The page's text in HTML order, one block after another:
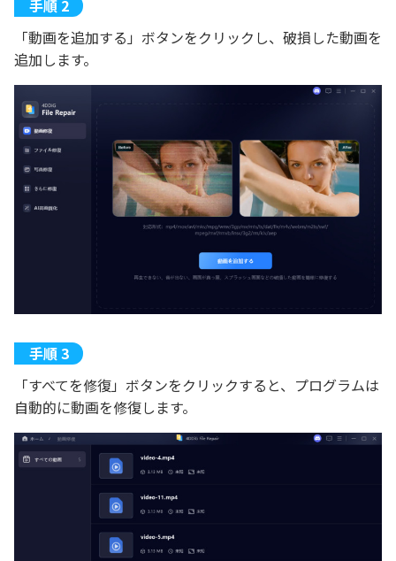
「動画を追加する」ボタンをクリックし、破損した動画を
追加します。
「すべてを修復」ボタンをクリックすると、プログラムは
自動的に動画を修復します。